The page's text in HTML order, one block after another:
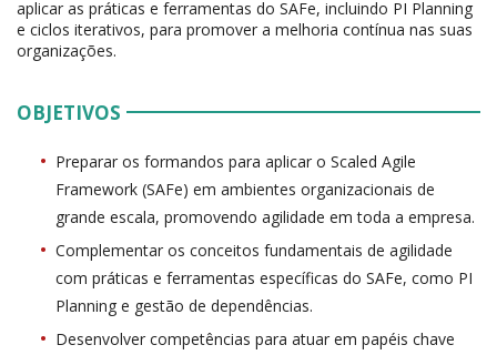
aplicar as práticas e ferramentas do SAFe, incluindo PI Planning
e ciclos iterativos, para promover a melhoria contínua nas suas
organizações.
OBJETIVOS
Preparar os formandos para aplicar o Scaled Agile
Framework (SAFe) em ambientes organizacionais de
grande escala, promovendo agilidade em toda a empresa.
Complementar os conceitos fundamentais de agilidade
com práticas e ferramentas específicas do SAFe, como PI
Planning e gestão de dependências.
Desenvolver competências para atuar em papéis chave